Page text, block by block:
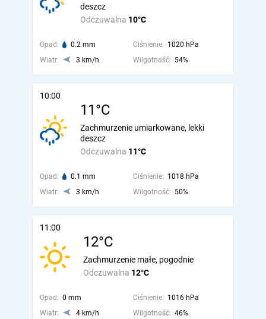
Odczuwalna 10°C
deszcz
Opad: 0.2 mm Ciśnienie: 1020 hPa
Wiatr:
3 km/h Wilgotność: 54%
10:00
11°C
Odczuwalna 11°C
Zachmurzenie umiarkowane, lekki
deszcz
Opad: 0.1 mm Ciśnienie: 1018 hPa
Wiatr:
3 km/h Wilgotność: 50%
11:00
12°C
Odczuwalna 12°C
Zachmurzenie małe, pogodnie
Opad: 0 mm Ciśnienie: 1016 hPa
Wiatr:
4 km/h Wilgotność: 46%